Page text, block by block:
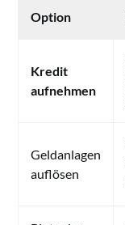
Option
Kredit
aufnehmen
Geldanlagen
auflösen